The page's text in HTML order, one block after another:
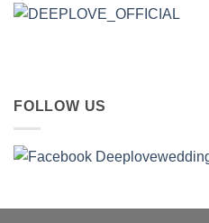
FOLLOW US